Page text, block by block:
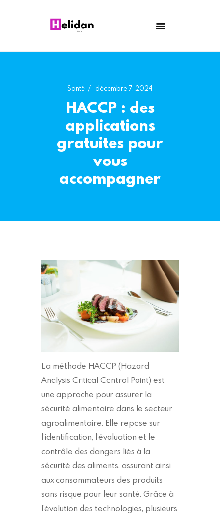
Santé décembre 7, 2024
HACCP : des
applications
gratuites pour
vous
accompagner
Astuces
Maison
Santé
La méthode HACCP (Hazard
Analysis Critical Control Point) est
une approche pour assurer la
sécurité alimentaire dans le secteur
agroalimentaire. Elle repose sur
l’identification, l’évaluation et le
contrôle des dangers liés à la
sécurité des aliments, assurant ainsi
aux consommateurs des produits
sans risque pour leur santé. Grâce à
l’évolution des technologies, plusieurs